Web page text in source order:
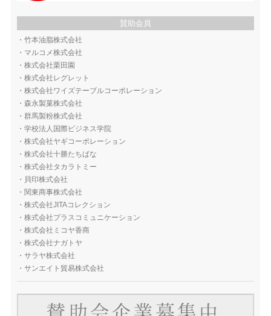
賛助会員
・ 竹本油脂株式会社
・ マルコメ株式会社
・ 株式会社栗田園
・ 株式会社レグレット
・ 株式会社ワイズテーブルコーポレーション
・ 森永製菓株式会社
・ 群馬製粉株式会社
・ 学校法人国際ビジネス学院
・ 株式会社ヤギコーポレーション
・ 株式会社十勝たちばな
・ 株式会社タカラトミー
・ 貝印株式会社
・ 関東商事株式会社
・ 株式会社JITAコレクション
・ 株式会社プラスコミュニケーション
・ 株式会社ミコヤ香商
・ 株式会社ナガトヤ
・ サラヤ株式会社
・ サンエイト貿易株式会社